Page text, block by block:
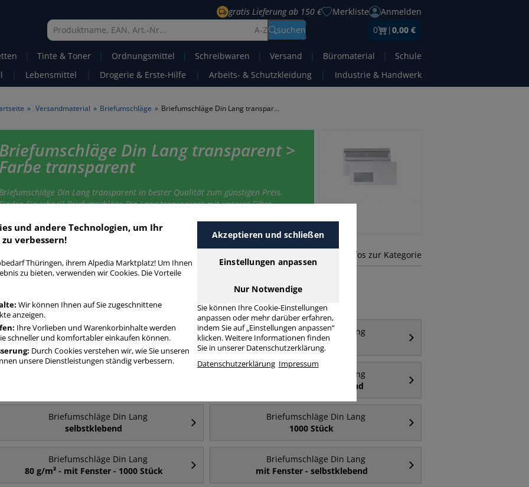
gratis Lieferung ab 150 € Merkliste
Anmelden
A-Z
suchen 0 |0,00 €
| Tinte & Toner | Ordnungsmittel | Schreibwaren | Versand | Büromaterial |
Schule
| Lebensmittel | Drogerie & Erste-Hilfe | Arbeits- & Schutzkleidung | Industrie & Handwerk
» Versandmaterial » Briefumschläge » Briefumschläge Din Lang transparent
Briefumschläge Din Lang transparent >
Farbe transparent
Briefumschläge Din Lang transparent in bester Qualität zum günstigen Preis.
Sie schnell Briefumschläge Din Lang transparent mit unserer Filter-
mehr Infos zur Kategorie
Briefumschläge Din Lang
mit Fenster
Briefumschläge Din Lang
ohne Fenster
Briefumschläge Din Lang
mit Fenster - haftklebend
Briefumschläge Din Lang
selbstklebend
Briefumschläge Din Lang
1000 Stück
Briefumschläge Din Lang
80 g/m² - mit Fenster - 1000 Stück
Briefumschläge Din Lang
mit Fenster - selbstklebend
und andere Technologien, um Ihr
verbessern!
Thüringen, ihrem Alpedia Marktplatz! Um Ihnen
zu bieten, verwenden wir Cookies. Die Vorteile
Wir können Ihnen auf Sie zugeschnittene
anzeigen.
Ihre Vorlieben und Warenkorbinhalte werden
schneller und komfortabler einkaufen können.
Durch Cookies verstehen wir, wie Sie unseren
unsere Dienstleistungen ständig verbessern.
Akzeptieren und schließen
Einstellungen anpassen
Nur Notwendige
Sie können Ihre Cookie-Einstellungen
anpassen oder mehr darüber erfahren,
indem Sie auf „Einstellungen anpassen“
klicken. Weitere Informationen finden
Sie in unserer Datenschutzerklärung.
Datenschutzerklärung Impressum